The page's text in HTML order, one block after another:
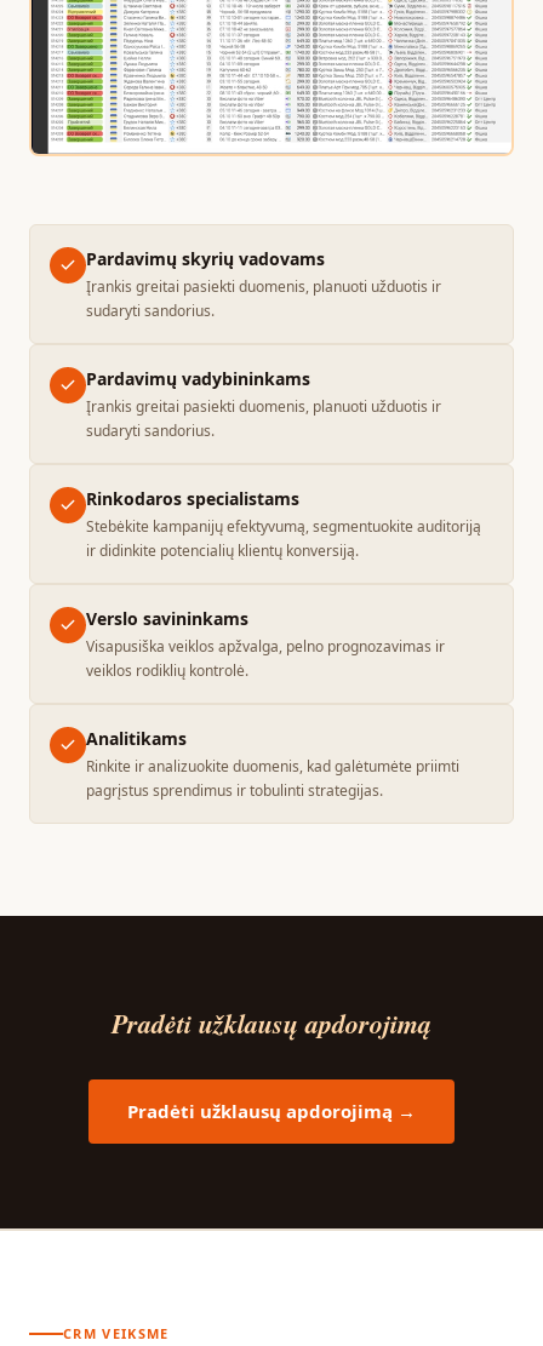
Pardavimų skyrių vadovams
Įrankis greitai pasiekti duomenis, planuoti užduotis ir
sudaryti sandorius.
Pardavimų vadybininkams
Įrankis greitai pasiekti duomenis, planuoti užduotis ir
sudaryti sandorius.
Rinkodaros specialistams
Stebėkite kampanijų efektyvumą, segmentuokite auditoriją
ir didinkite potencialių klientų konversiją.
Verslo savininkams
Visapusiška veiklos apžvalga, pelno prognozavimas ir
veiklos rodiklių kontrolė.
Analitikams
Rinkite ir analizuokite duomenis, kad galėtumėte priimti
pagrįstus sprendimus ir tobulinti strategijas.
Pradėti užklausų apdorojimą
Pradėti užklausų apdorojimą →
CRM VEIKSME